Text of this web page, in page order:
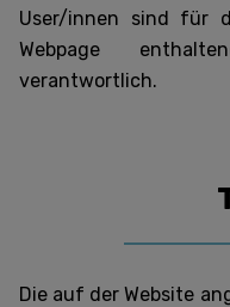
User/innen sind für
Webpage
verantwortlich.
Die auf der Website